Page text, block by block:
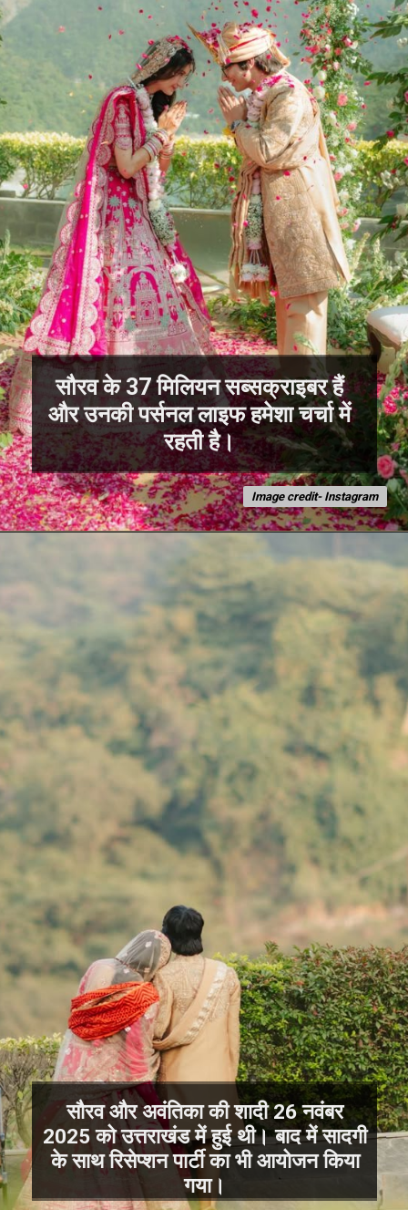
सौरव के 37 मिलियन सब्सक्राइबर हैं
और उनकी पर्सनल लाइफ हमेशा चर्चा में
रहती है।
Image credit- Instagram
सौरव और अवंतिका की शादी 26 नवंबर
2025 को उत्तराखंड में हुई थी। बाद में सादगी
के साथ रिसेप्शन पार्टी का भी आयोजन किया
गया।